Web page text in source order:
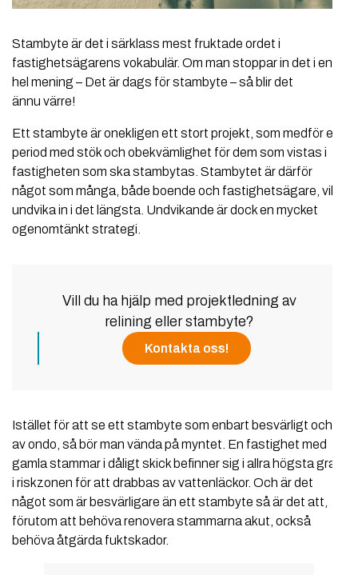
Stambyte är det i särklass mest fruktade ordet i
fastighetsägarens vokabulär. Om man stoppar in det i en
hel mening – Det är dags för stambyte – så blir det
ännu värre!
Ett stambyte är onekligen ett stort projekt, som medför en
period med stök och obekvämlighet för dem som vistas i
fastigheten som ska stambytas. Stambytet är därför
något som många, både boende och fastighetsägare, vill
undvika in i det längsta. Undvikande är dock en mycket
ogenomtänkt strategi.
Vill du ha hjälp med projektledning av
relining eller stambyte?
Kontakta oss!
Istället för att se ett stambyte som enbart besvärligt och
av ondo, så bör man vända på myntet. En fastighet med
gamla stammar i dåligt skick befinner sig i allra högsta grad
i riskzonen för att drabbas av vattenläckor. Och är det
något som är besvärligare än ett stambyte så är det att,
förutom att behöva renovera stammarna akut, också
behöva åtgärda fuktskador.